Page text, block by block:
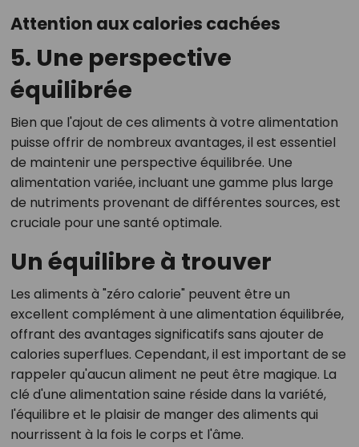
Attention aux calories cachées
5. Une perspective
équilibrée
Bien que l'ajout de ces aliments à votre alimentation
puisse offrir de nombreux avantages, il est essentiel
de maintenir une perspective équilibrée. Une
alimentation variée, incluant une gamme plus large
de nutriments provenant de différentes sources, est
cruciale pour une santé optimale.
Un équilibre à trouver
Les aliments à "zéro calorie" peuvent être un
excellent complément à une alimentation équilibrée,
offrant des avantages significatifs sans ajouter de
calories superflues. Cependant, il est important de se
rappeler qu'aucun aliment ne peut être magique. La
clé d'une alimentation saine réside dans la variété,
l'équilibre et le plaisir de manger des aliments qui
nourrissent à la fois le corps et l'âme.